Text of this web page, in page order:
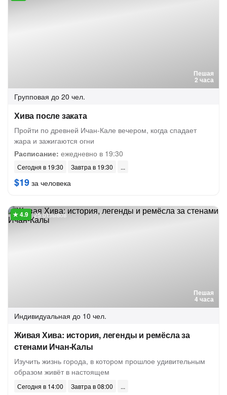
Пешая
2 часа
Групповая до 20 чел.
Хива после заката
Пройти по древней Ичан-Кале вечером, когда спадает
жара и зажигаются огни
Расписание: ежедневно в 19:30
Сегодня в 19:30 Завтра в 19:30
$19 за человека
Пешая
4 часа
25 отзывов
Индивидуальная до 10 чел.
Живая Хива: история, легенды и ремёсла за
стенами Ичан-Калы
Изучить жизнь города, в котором прошлое удивительным
образом живёт в настоящем
Сегодня в 14:00
Завтра в 08:00